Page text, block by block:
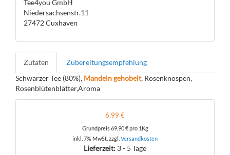
Tee4you GmbH
Niedersachsenstr.11
27472 Cuxhaven
Zutaten
Zubereitungsempfehlung
Schwarzer Tee (80%), Mandeln gehobelt, Rosenknospen,
Rosenblütenblätter,Aroma
6,99 €
Grundpreis69,90 €pro 1Kg
inkl. 7% MwSt. zzgl. Versandkosten
Lieferzeit: 3 - 5 Tage